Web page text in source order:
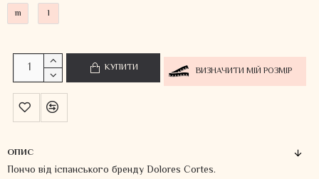
m
l
КУПИТИ ВИЗНАЧИТИ МІЙ РОЗМІР
ОПИС
Пончо від іспанського бренду Dolores Cortes.